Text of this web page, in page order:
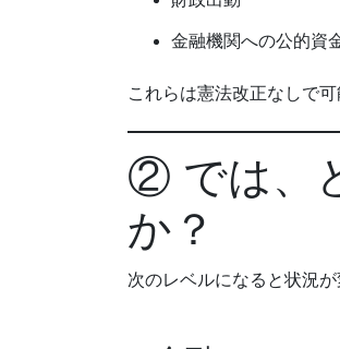
金融機関への公的資
これらは憲法改正なしで可
② では、
か？
次のレベルになると状況が